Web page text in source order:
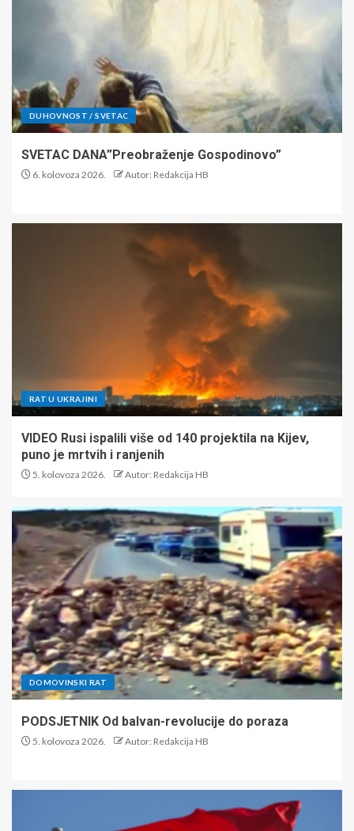
DUHOVNOST / SVETAC
SVETAC DANA”Preobraženje Gospodinovo”
6. kolovoza 2026. Autor: Redakcija HB
RAT U UKRAJINI
VIDEO Rusi ispalili više od 140 projektila na Kijev,
puno je mrtvih i ranjenih
5. kolovoza 2026. Autor: Redakcija HB
DOMOVINSKI RAT
PODSJETNIK Od balvan-revolucije do poraza
5. kolovoza 2026. Autor: Redakcija HB